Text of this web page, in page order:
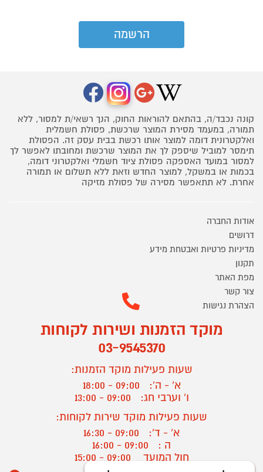
קונה נכבד/ה, בהתאם להוראות החוק, הנך רשאי/ת למסור, ללא
תמורה, במעמד מסירת המוצר שרכשת, פסולת חשמלית
ואלקטרונית דומה למוצר אותו רכשת בבית עסק זה. הפסולת
תימסר למוביל שיספק לך את המוצר שרכשת ומחובתו לאפשר לך
למסור במועד האספקה פסולת ציוד חשמלי ואלקטרוני דומה,
בכמות או במשקל, למוצר החדש וזאת ללא תשלום או תמורה
אחרת. לא תתאפשר מסירה של פסולת מזיקה
אודות החברה
דרושים
מדיניות פרטיות ואבטחת מידע
תקנון
מפת האתר
צור קשר
הצהרת נגישות
מוקד הזמנות ושירות לקוחות
03-9545370
שעות פעילות מוקד הזמנות:
א' - ה':
09:00 - 18:00
ו' וערבי חג:
09:00 - 13:00
שעות פעילות מוקד שירות לקוחות:
א' - ד':
09:00 - 16:30
ה :
09:00 - 16:00
חול המועד